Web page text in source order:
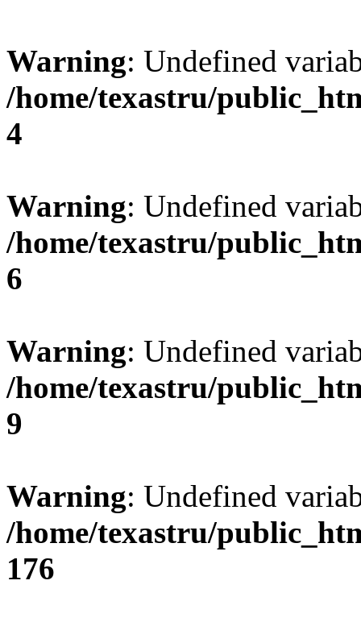
Warning: Undefined
/home/texastru/
4
Warning: Undefined
/home/texastru/
6
Warning: Undefined
/home/texastru/
9
Warning: Undefined
/home/texastru/
176